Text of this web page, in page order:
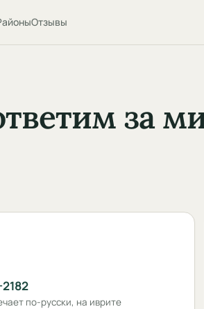
Отзывы
за
по-русски, на иврите